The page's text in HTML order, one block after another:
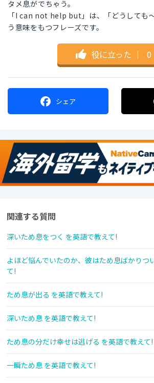
タメ息がでちゃう。
「I can not help but」は、「どうしても
う意味をもつフレーズです。
役に立った ｜ 0
シェア
関連する質問
深いため息をつく を英語で教えて!
よほど悩んでいたのか、彼はため息ばかりつ
て!
ため息が出る を英語で教えて!
深いため息 を英語で教えて!
ため息の分だけ幸せは逃げる を英語で教えて!
一瞬ため息 を英語で教えて!